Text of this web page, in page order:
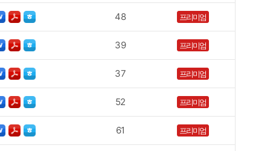
48 프리미엄
39 프리미엄
37 프리미엄
52 프리미엄
61 프리미엄